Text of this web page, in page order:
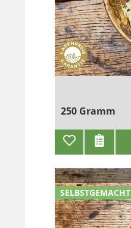
250 Gramm
SELBSTGEMACHT